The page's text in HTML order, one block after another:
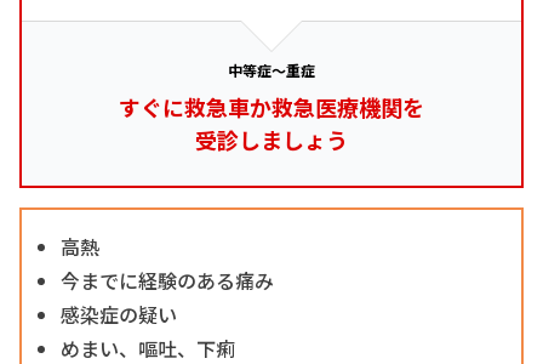
中等症～重症
すぐに救急車か救急医療機関を
受診しましょう
高熱
今までに経験のある痛み
感染症の疑い
めまい、嘔吐、下痢